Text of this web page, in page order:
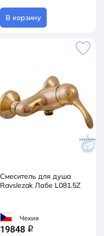
В корзину
Смеситель для душа
Ravslezak Лабе L081.5Z
Чехия
19848 q